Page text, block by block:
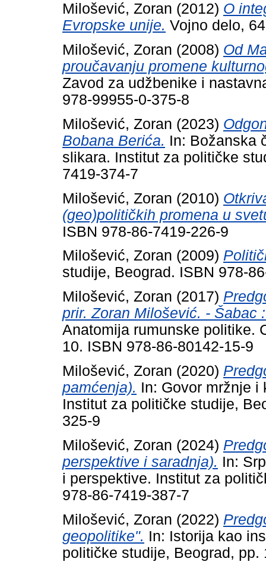
Milošević, Zoran (2012) O
Evropske unije. Vojno delo,
Milošević, Zoran (2008) Od
proučavanju promene
Zavod za udžbenike i
978-99955-0-375-8
Milošević, Zoran (2023)
Bobana Berića. In: Božanska
slikara. Institut za političke
7419-374-7
Milošević, Zoran (2010)
(geo)političkih promena u
ISBN 978-86-7419-226-9
Milošević, Zoran (2009)
studije, Beograd. ISBN 978-
Milošević, Zoran (2017)
prir. Zoran Milošević. - Šabac
Anatomija rumunske politike.
10. ISBN 978-86-80142-15-9
Milošević, Zoran (2020)
pamćenja). In: Govor mržnje i
Institut za političke studije,
325-9
Milošević, Zoran (2024)
perspektive i saradnja). In:
i perspektive. Institut za
978-86-7419-387-7
Milošević, Zoran (2022)
geopolitike". In: Istorija kao
političke studije, Beograd, pp.